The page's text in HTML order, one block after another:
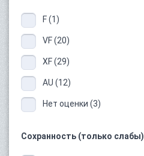
F (1)
VF (20)
XF (29)
AU (12)
Нет оценки (3)
Сохранность (только слабы)